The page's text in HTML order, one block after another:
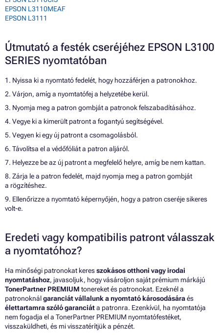
EPSON L3110MEAF
EPSON L3111
Útmutató a festék cseréjéhez EPSON L3100
SERIES nyomtatóban
1. Nyissa ki a nyomtató fedelét, hogy hozzáférjen a patronokhoz.
2. Várjon, amíg a nyomtatófej a helyzetébe kerül.
3. Nyomja meg a patron gombját a patronok felszabadításához.
4. Vegye ki a kimerült patront a fogantyú segítségével.
5. Vegyen ki egy új patront a csomagolásból.
6. Távolítsa el a védőfóliát a patron aljáról.
7. Helyezze be az új patront a megfelelő helyre, amíg be nem kattan.
8. Zárja le a patron fedelét, majd nyomja meg a patron gombját
a rögzítéshez.
9. Ellenőrizze a nyomtató képernyőjén, hogy a patron cseréje sikeres
volt-e.
Eredeti vagy kompatibilis patront válasszak
a nyomtatóhoz?
Ha minőségi patronokat keresszokásos otthoni vagy irodai
nyomtatáshoz, javasoljuk, hogy vásároljon saját prémium márkájú
TonerPartner PREMIUM tonereket és patronokat. Ezeknél a
patronoknálgaranciát vállalunk a nyomtató károsodásáraés
élettartamra szóló garanciáta patronra. Ezenkívül, ha nyomtatója
nem fogadja el a TonerPartner PREMIUM nyomtatófestéket,
visszaküldheti, és mi visszatérítjük a pénzét.